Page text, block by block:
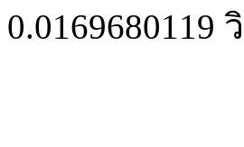
0.0169680119